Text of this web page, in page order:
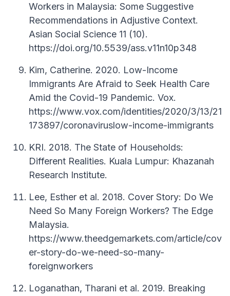
Workers in Malaysia: Some Suggestive
Recommendations in Adjustive Context.
Asian Social Science 11 (10).
https://doi.org/10.5539/ass.v11n10p348
Kim, Catherine. 2020. Low-Income
Immigrants Are Afraid to Seek Health Care
Amid the Covid-19 Pandemic. Vox.
https://www.vox.com/identities/2020/3/13/21
173897/coronaviruslow-income-immigrants
KRI. 2018. The State of Households:
Different Realities. Kuala Lumpur: Khazanah
Research Institute.
Lee, Esther et al. 2018. Cover Story: Do We
Need So Many Foreign Workers? The Edge
Malaysia.
https://www.theedgemarkets.com/article/cov
er-story-do-we-need-so-many-
foreignworkers
Loganathan, Tharani et al. 2019. Breaking